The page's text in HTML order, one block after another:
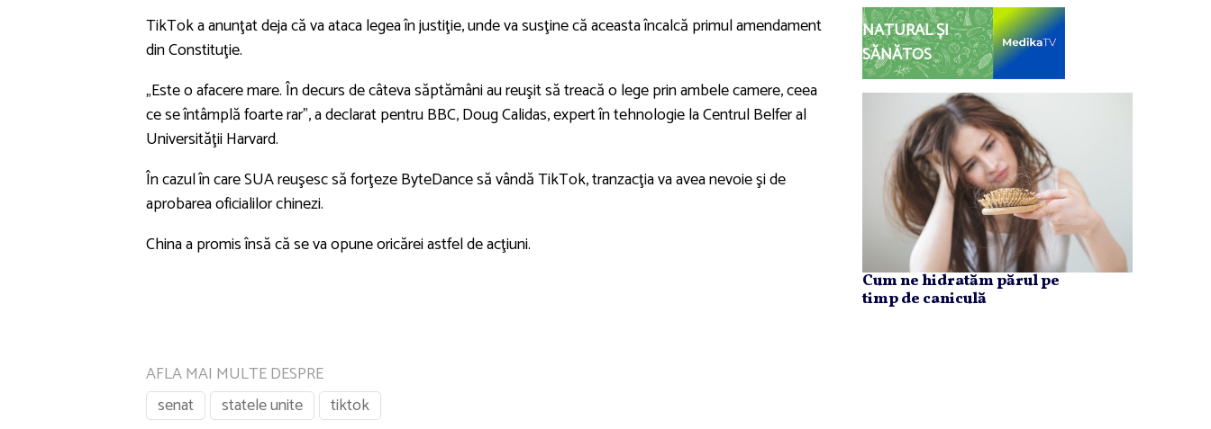
TikTok a anunţat deja că va ataca legea în justiţie, unde va susţine că aceasta încalcă primul amendament
din Constituţie.
„Este o afacere mare. În decurs de câteva săptămâni au reuşit să treacă o lege prin ambele camere, ceea
ce se întâmplă foarte rar”, a declarat pentru BBC, Doug Calidas, expert în tehnologie la Centrul Belfer al
Universităţii Harvard.
În cazul în care SUA reuşesc să forţeze ByteDance să vândă TikTok, tranzacţia va avea nevoie şi de
aprobarea oficialilor chinezi.
China a promis însă că se va opune oricărei astfel de acţiuni.
AFLA MAI MULTE DESPRE
senat
statele unite tiktok
NATURAL ȘI
SĂNĂTOS
Cum ne hidratăm părul pe
timp de caniculă